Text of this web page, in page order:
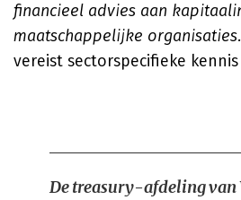
financieel advies aan
maatschappelijke organisaties.
vereist sectorspecifieke
De treasury-afdeling van